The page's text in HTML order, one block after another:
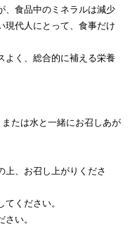
、食品中のミネラルは減少
現代人にとって、食事だけ
よく、総合的に補える栄養
たは水と一緒にお召しあが
上、お召し上がりくださ
ください。
い。